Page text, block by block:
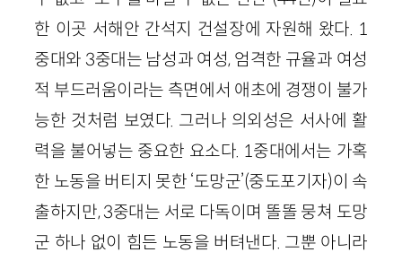
한 이곳 서해안 간석지 건설장에 자원해 왔다. 1
중대와 3중대는 남성과 여성, 엄격한 규율과 여성
적 부드러움이라는 측면에서 애초에 경쟁이 불가
능한 것처럼 보였다. 그러나 의외성은 서사에 활
력을 불어넣는 중요한 요소다. 1중대에서는 가혹
한 노동을 버티지 못한 ‘도망군’(중도포기자)이 속
출하지만, 3중대는 서로 다독이며 똘똘 뭉쳐 도망
군 하나 없이 힘든 노동을 버텨낸다. 그뿐 아니라